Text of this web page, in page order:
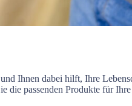
Ihnen dabei hilft, Ihre
die passenden Produkte für